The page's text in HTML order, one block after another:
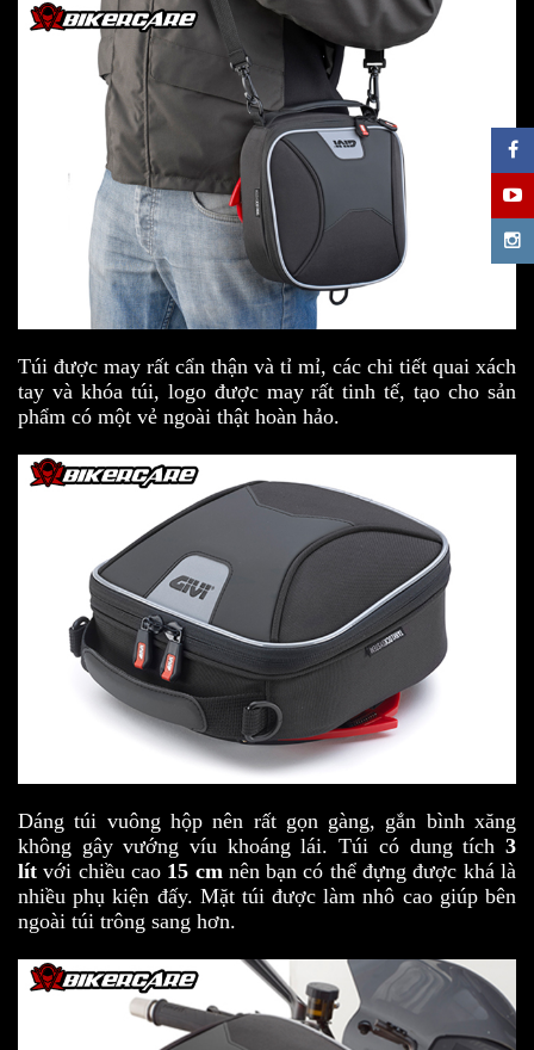
Túi được may rất cẩn thận và tỉ mỉ, các chi tiết quai xách
tay và khóa túi, logo được may rất tinh tế, tạo cho sản
phẩm có một vẻ ngoài thật hoàn hảo.
Dáng túi vuông hộp nên rất gọn gàng, gắn bình xăng
không gây vướng víu khoáng lái. Túi có dung tích 3
lít với chiều cao 15 cmnên bạn có thể đựng được khá là
nhiều phụ kiện đấy. Mặt túi được làm nhô cao giúp bên
ngoài túi trông sang hơn.